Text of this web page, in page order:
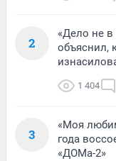
2
«Дело не
объяснил,
1 404
3
«Моя
года
«ДОМа-2»